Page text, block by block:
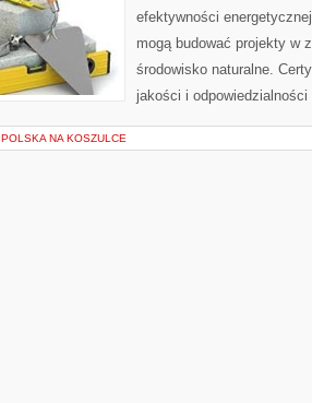
efektywności
mogą budować projekty w
środowisko naturalne.
jakości i
POLSKA NA KOSZULCE